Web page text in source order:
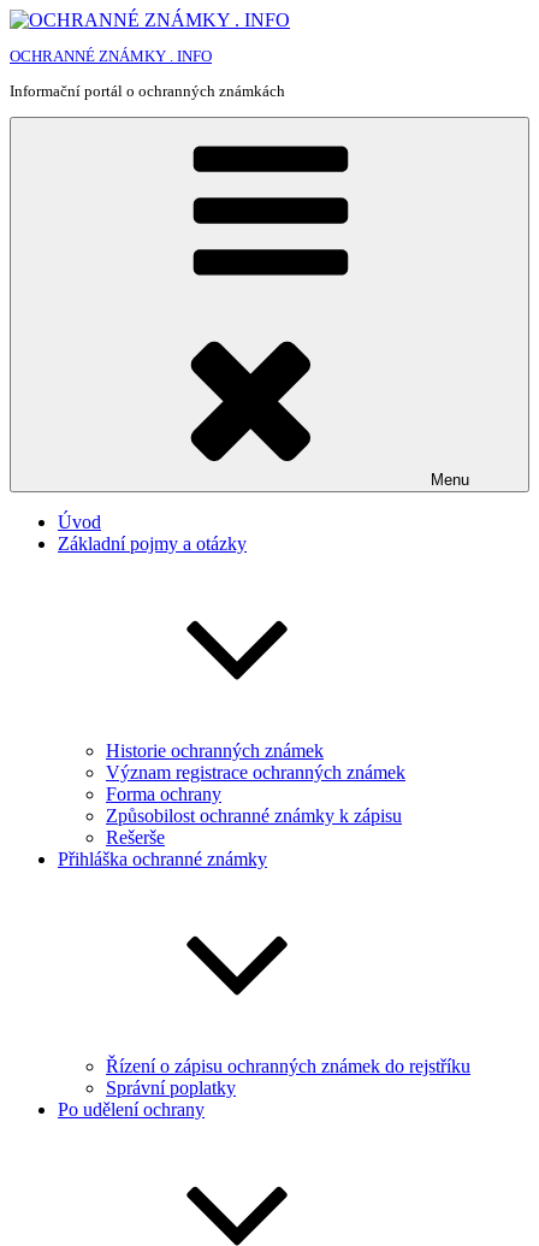
Přejít
obsahu
webu
OCHRANNÉ ZNÁMKY . INFO
Informační portál o ochranných známkách
Menu
Úvod
Základní pojmy a otázky
Historie ochranných známek
Význam registrace ochranných známek
Forma ochrany
Způsobilost ochranné známky k zápisu
Rešerše
Přihláška ochranné známky
Řízení o zápisu ochranných známek do rejstříku
Správní poplatky
Po udělení ochrany